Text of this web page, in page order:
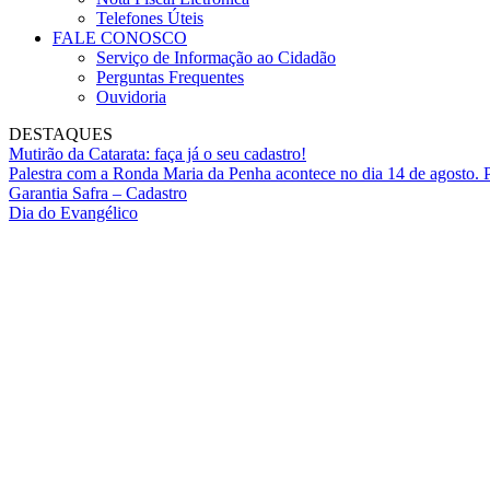
Telefones Úteis
FALE CONOSCO
Serviço de Informação ao Cidadão
Perguntas Frequentes
Ouvidoria
DESTAQUES
Mutirão da Catarata: faça já o seu cadastro!
Palestra com a Ronda Maria da Penha acontece no dia 14 de agosto.
Garantia Safra – Cadastro
Dia do Evangélico